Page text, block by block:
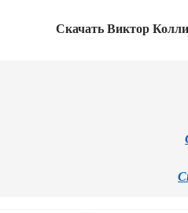
Скачать Виктор